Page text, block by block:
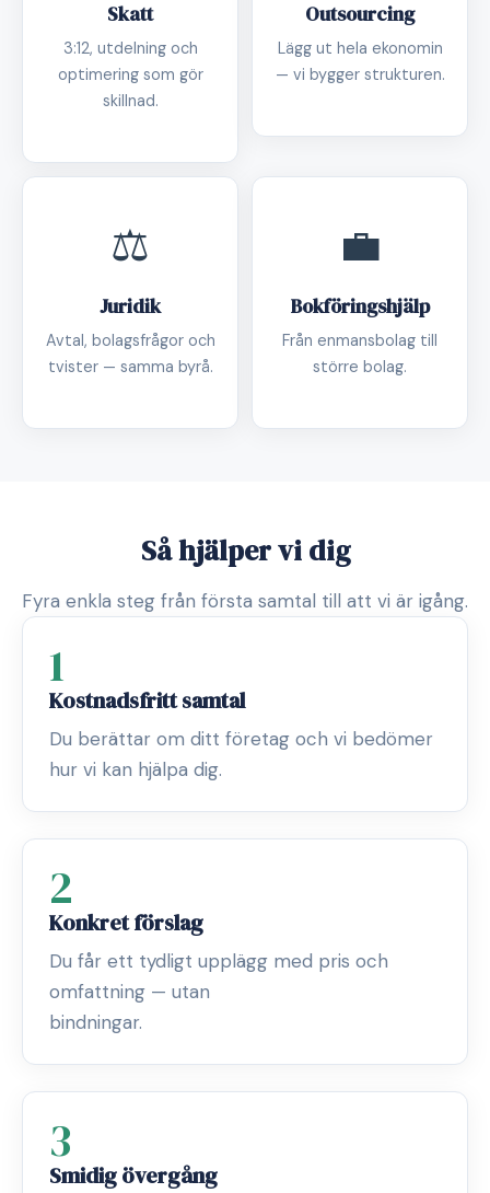
Skatt
3:12, utdelning och
optimering som gör
skillnad.
Outsourcing
Lägg ut hela ekonomin
— vi bygger strukturen.
⚖️
Juridik
Avtal, bolagsfrågor och
tvister — samma byrå.
💼
Bokföringshjälp
Från enmansbolag till
större bolag.
Så hjälper vi dig
Fyra enkla steg från första samtal till att vi är igång.
1
Kostnadsfritt samtal
Du berättar om ditt företag och vi bedömer
hur vi kan hjälpa dig.
2
Konkret förslag
Du får ett tydligt upplägg med pris och
omfattning — utan
bindningar.
3
Smidig övergång